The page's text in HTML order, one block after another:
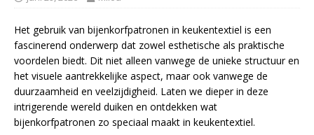
Het gebruik van bijenkorfpatronen in keukentextiel is een
fascinerend onderwerp dat zowel esthetische als praktische
voordelen biedt. Dit niet alleen vanwege de unieke structuur en
het visuele aantrekkelijke aspect, maar ook vanwege de
duurzaamheid en veelzijdigheid. Laten we dieper in deze
intrigerende wereld duiken en ontdekken wat
bijenkorfpatronen zo speciaal maakt in keukentextiel.